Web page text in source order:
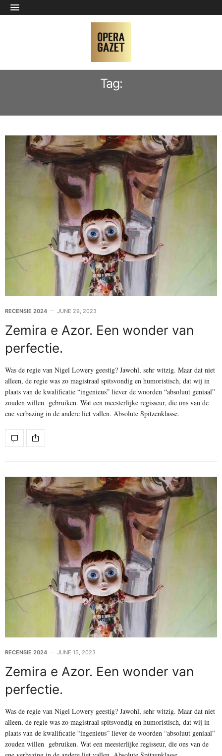
Tag:
RECENSIE 2024 JUNE 29, 2023
Zemira e Azor. Een wonder van
perfectie.
Was de regie van Nigel Lowery geestig? Jawohl, sehr witzig. Maar dat niet
alleen, de regie was zo magistraal spitsvondig en humoristisch, dat wij in
plaats van de kwalificatie “ingenieus” liever de woorden “absoluut geniaal”
zouden willen gebruiken. Wat een meesterlijke regisseur, die ons van de
ene verbazing in de andere liet vallen. Absolute Spitzenklasse.
RECENSIE 2024 JUNE 15, 2023
Zemira e Azor. Een wonder van
perfectie.
Was de regie van Nigel Lowery geestig? Jawohl, sehr witzig. Maar dat niet
alleen, de regie was zo magistraal spitsvondig en humoristisch, dat wij in
plaats van de kwalificatie “ingenieus” liever de woorden “absoluut geniaal”
zouden willen gebruiken. Wat een meesterlijke regisseur, die ons van de